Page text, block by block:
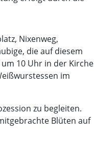
Nixenweg,
die auf diesem
10 Uhr in der Kirche
im
zu begleiten.
Blüten auf